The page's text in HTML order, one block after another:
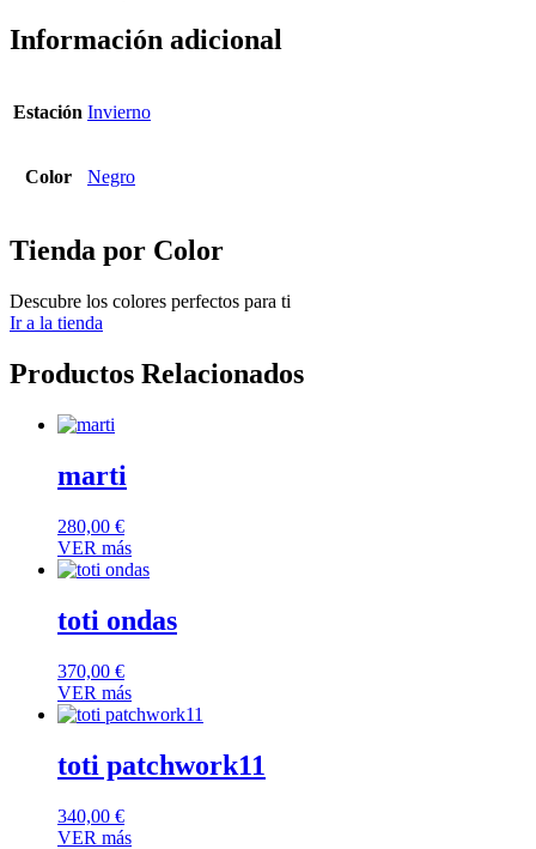
Información adicional
Estación Invierno
Color Negro
Tienda por Color
Descubre los colores perfectos para ti
Ir a la tienda
Productos Relacionados
marti
280,00 €
VER más
toti ondas
370,00 €
VER más
toti patchwork11
340,00 €
VER más